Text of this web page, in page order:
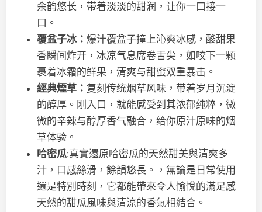
余韵悠长，带着淡淡的甜润，让你一口接一
口。
覆盆子冰：爆汁覆盆子撞上沁爽冰感，酸甜果
香瞬间炸开，冰凉气息席卷舌尖，如咬下一颗
裹着冰霜的鲜果，清爽与甜蜜双重暴击。
經典煙草： 复刻传统烟草风味，带着岁月沉淀
的醇厚。刚入口，就能感受到其浓郁纯粹，微
微的辛辣与醇厚香气融合，给你原汁原味的烟
草体验。
哈密瓜:真實還原哈密瓜的天然甜美與清爽多
汁，口感絲滑，餘韻悠長。，無論是日常使用
還是特別時刻，它都能帶來令人愉悅的滿足感
天然的甜瓜風味與清涼的香氣相結合。